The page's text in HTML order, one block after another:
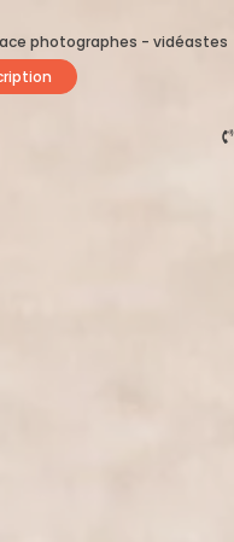
photographes - vidéastes